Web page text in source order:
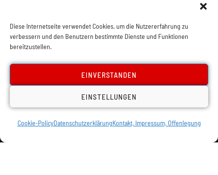
Diese Internetseite verwendet Cookies, um die Nutzererfahrung zu
verbessern und den Benutzern bestimmte Dienste und Funktionen
bereitzustellen.
EINVERSTANDEN
EINSTELLUNGEN
Cookie-PolicyDatenschutzerklärungKontakt, Impressum, Offenlegung